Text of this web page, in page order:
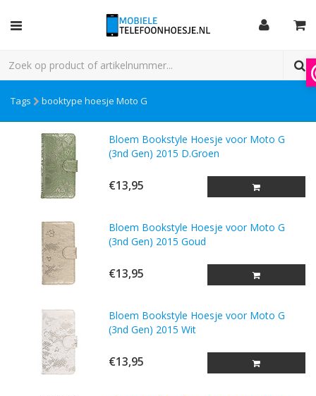
Tags booktype hoesje Moto G
Bloem Bookstyle Hoesje voor Moto G
(3nd Gen) 2015 D.Groen
€13,95
Bloem Bookstyle Hoesje voor Moto G
(3nd Gen) 2015 Goud
€13,95
Bloem Bookstyle Hoesje voor Moto G
(3nd Gen) 2015 Wit
€13,95